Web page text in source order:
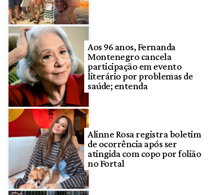
Aos 96 anos, Fernanda
Montenegro cancela
participação em evento
literário por problemas de
saúde; entenda
Alinne Rosa registra boletim
de ocorrência após ser
atingida com copo por folião
no Fortal